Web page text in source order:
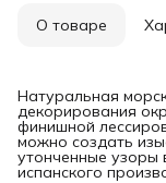
О товаре
Натуральная
декорирования
финишной
можно создать
утонченные узоры
испанского